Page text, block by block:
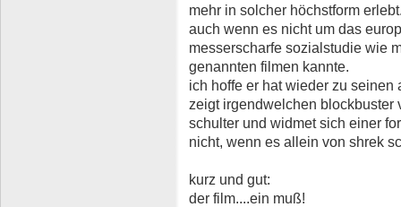
mehr in solcher höchstform
auch wenn es nicht um das
messerscharfe sozialstudie wie
genannten filmen kannte.
ich hoffe er hat wieder zu
zeigt irgendwelchen blockbuster
schulter und widmet sich einer
nicht, wenn es allein von shrek
kurz und gut:
der film....ein muß!